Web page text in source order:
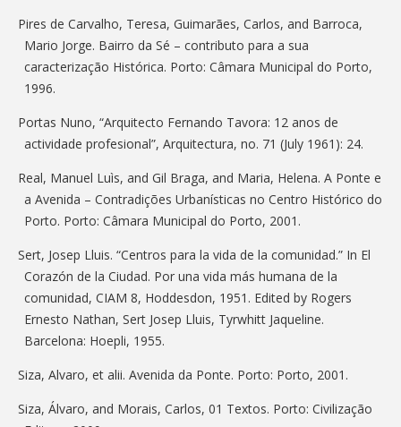
Pires de Carvalho, Teresa, Guimarães, Carlos, and Barroca,
Mario Jorge. Bairro da Sé – contributo para a sua
caracterização Histórica. Porto: Câmara Municipal do Porto,
1996.
Portas Nuno, “Arquitecto Fernando Tavora: 12 anos de
actividade profesional”, Arquitectura, no. 71 (July 1961): 24.
Real, Manuel Luìs, and Gil Braga, and Maria, Helena. A Ponte e
a Avenida – Contradições Urbanísticas no Centro Histórico do
Porto. Porto: Câmara Municipal do Porto, 2001.
Sert, Josep Lluis. “Centros para la vida de la comunidad.” In El
Corazón de la Ciudad. Por una vida más humana de la
comunidad, CIAM 8, Hoddesdon, 1951. Edited by Rogers
Ernesto Nathan, Sert Josep Lluis, Tyrwhitt Jaqueline.
Barcelona: Hoepli, 1955.
Siza, Alvaro, et alii. Avenida da Ponte. Porto: Porto, 2001.
Siza, Álvaro, and Morais, Carlos, 01 Textos. Porto: Civilização